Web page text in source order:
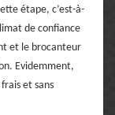
étape, c’est-à-
de confiance
et le brocanteur
Evidemment,
et sans